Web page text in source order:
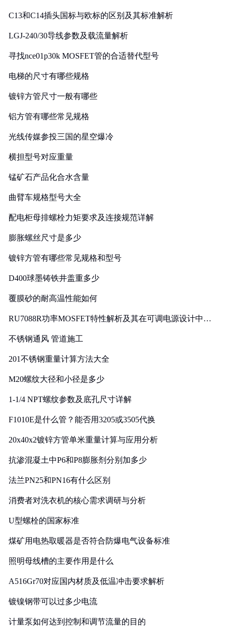
C13和C14插头国标与欧标的区别及其标准解析
LGJ-240/30导线参数及载流量解析
寻找nce01p30k MOSFET管的合适替代型号
电梯的尺寸有哪些规格
镀锌方管尺寸一般有哪些
铝方管有哪些常见规格
光线传媒参投三国的星空爆冷
横担型号对应重量
锰矿石产品化合水含量
曲臂车规格型号大全
配电柜母排螺栓力矩要求及连接规范详解
膨胀螺丝尺寸是多少
镀锌方管有哪些常见规格和型号
D400球墨铸铁井盖重多少
覆膜砂的耐高温性能如何
RU7088R功率MOSFET特性解析及其在可调电源设计中的
不锈钢通风 管道施工
201不锈钢重量计算方法大全
M20螺纹大径和小径是多少
1-1/4 NPT螺纹参数及底孔尺寸详解
F1010E是什么管？能否用3205或3505代换
20x40x2镀锌方管单米重量计算与应用分析
抗渗混凝土中P6和P8膨胀剂分别加多少
法兰PN25和PN16有什么区别
消费者对洗衣机的核心需求调研与分析
U型螺栓的国家标准
煤矿用电热取暖器是否符合防爆电气设备标准
照明母线槽的主要作用是什么
A516Gr70对应国内材质及低温冲击要求解析
镀镍钢带可以过多少电流
计量泵如何达到控制和调节流量的目的